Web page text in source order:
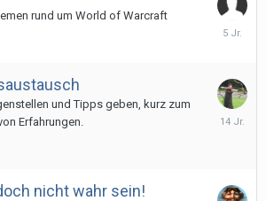
rund um World of Warcraft
24.
und Tipps geben, kurz zum
Erfahrungen.
14.
nicht wahr sein!